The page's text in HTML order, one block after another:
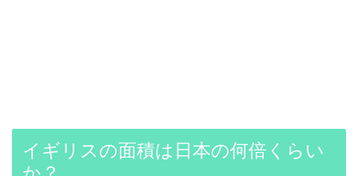
イギリスの面積は日本の何倍くらい